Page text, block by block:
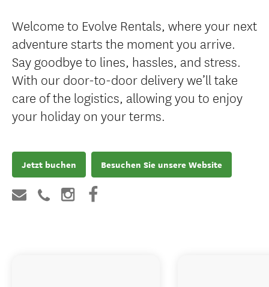
Welcome to Evolve Rentals, where your next
adventure starts the moment you arrive.
Say goodbye to lines, hassles, and stress.
With our door-to-door delivery we’ll take
care of the logistics, allowing you to enjoy
your holiday on your terms.
Jetzt buchen Besuchen Sie unsere Website